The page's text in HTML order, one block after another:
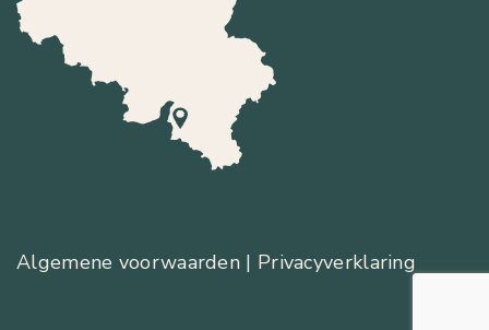
Algemene voorwaarden | Privacyverklaring